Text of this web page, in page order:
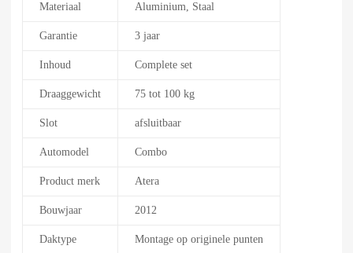
Materiaal Aluminium, Staal
Garantie 3 jaar
Inhoud Complete set
Draaggewicht 75 tot 100 kg
Slot afsluitbaar
Automodel Combo
Product merk Atera
Bouwjaar 2012
Daktype Montage op originele punten